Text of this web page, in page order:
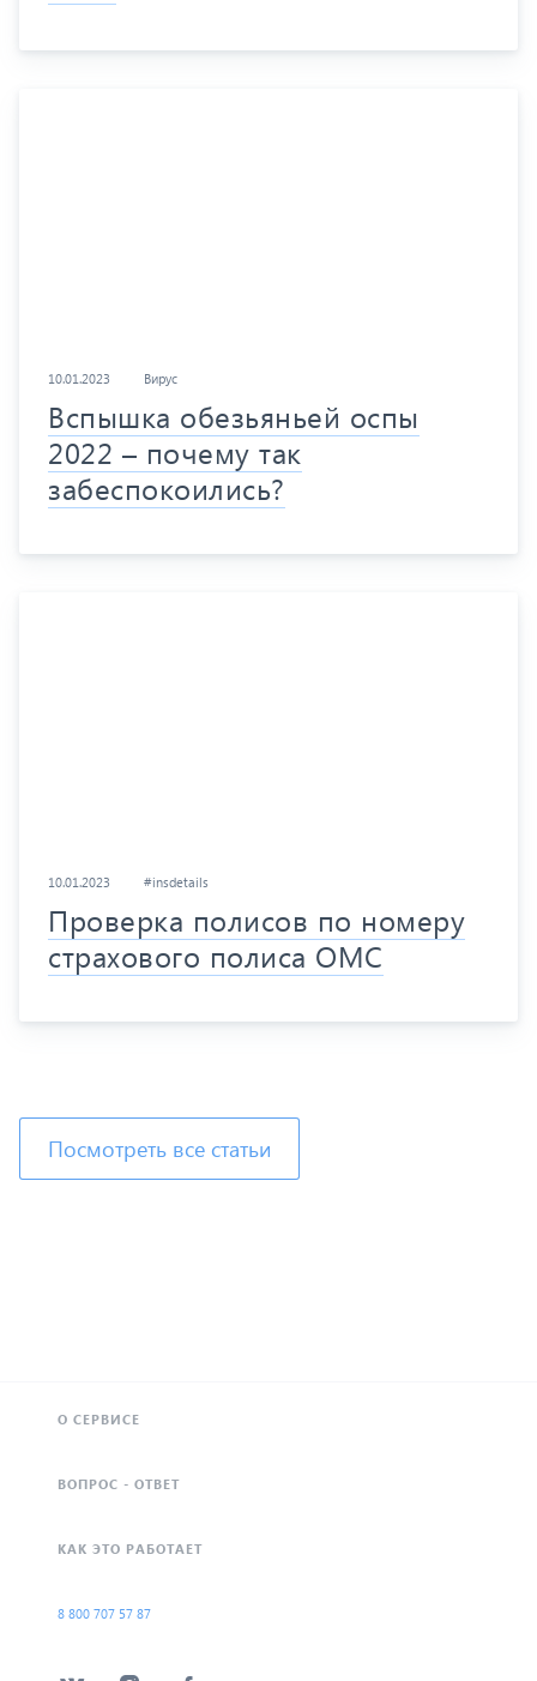
10.01.2023 Вирус
Вспышка обезьяньей оспы
2022 – почему так
забеспокоились?
10.01.2023 #insdetails
Проверка полисов по номеру
страхового полиса ОМС
Посмотреть все статьи
О СЕРВИСЕ
ВОПРОС - ОТВЕТ
КАК ЭТО РАБОТАЕТ
8 800 707 57 87